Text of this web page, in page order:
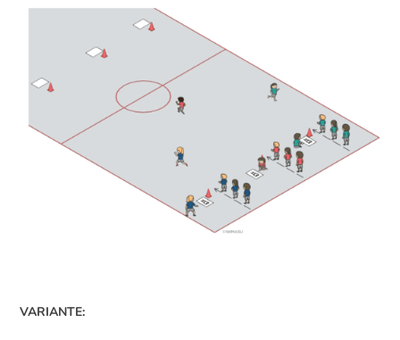
VARIANTE: